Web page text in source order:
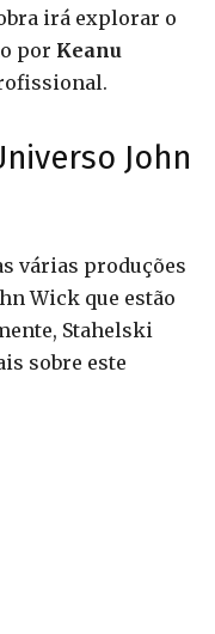
irá explorar o
por Keanu
John
várias produções
Wick que estão
Stahelski
sobre este